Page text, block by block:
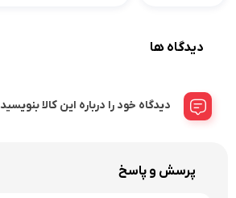
دیدگاه ها
دیدگاه خود را درباره این کالا بنویسید
پرسش و پاسخ